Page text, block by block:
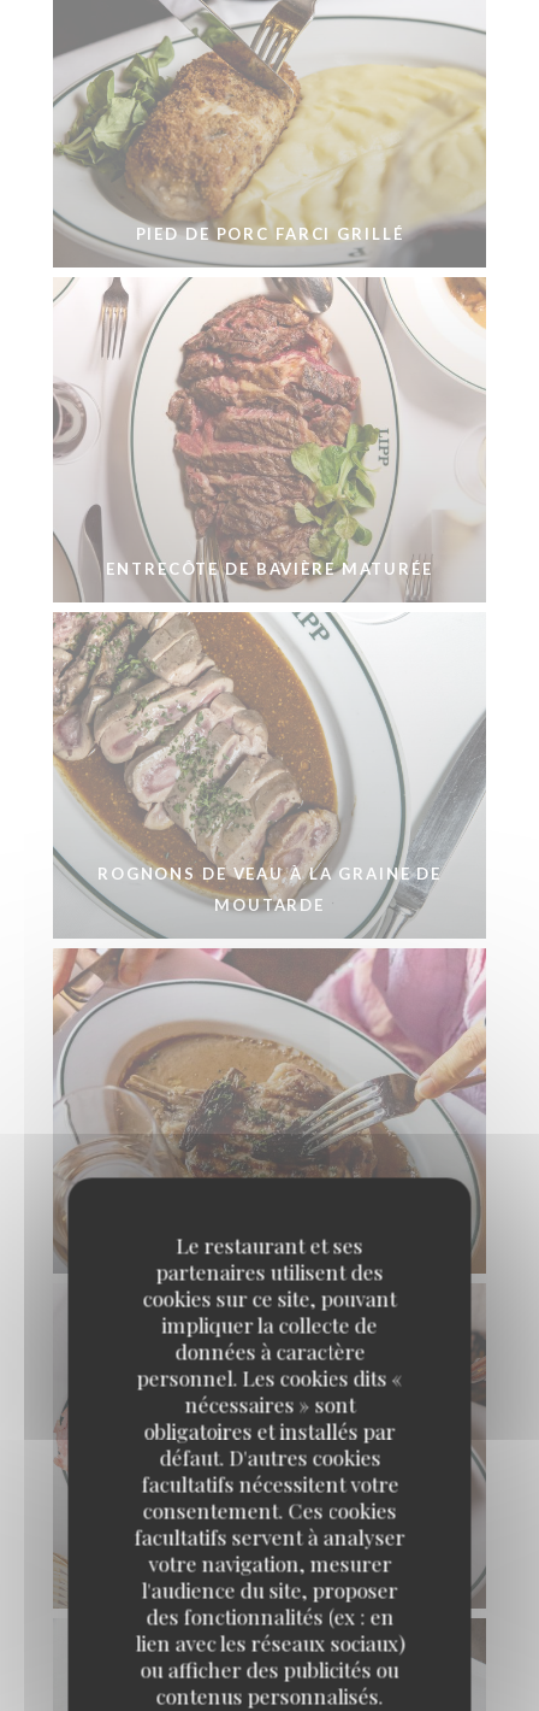
Le restaurant et ses
partenaires utilisent des
cookies sur ce site, pouvant
impliquer la collecte de
données à caractère
personnel. Les cookies dits «
nécessaires » sont
obligatoires et installés par
défaut. D'autres cookies
facultatifs nécessitent votre
consentement. Ces cookies
facultatifs servent à analyser
votre navigation, mesurer
l'audience du site, proposer
des fonctionnalités (ex : en
lien avec les réseaux sociaux)
ou afficher des publicités ou
contenus personnalisés.
PIED DE PORC FARCI GRILLÉ
ENTRECÔTE DE BAVIÈRE MATURÉE
ROGNONS DE VEAU À LA GRAINE DE
MOUTARDE
CÔTE DE VEAU AUX MORILLES
CHOUCROUTE